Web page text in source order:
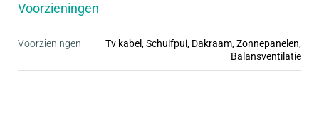
• Royale tuinen
Voorzieningen
Voorzieningen
Tv kabel, Schuifpui, Dakraam, Zonnepanelen,
Balansventilatie